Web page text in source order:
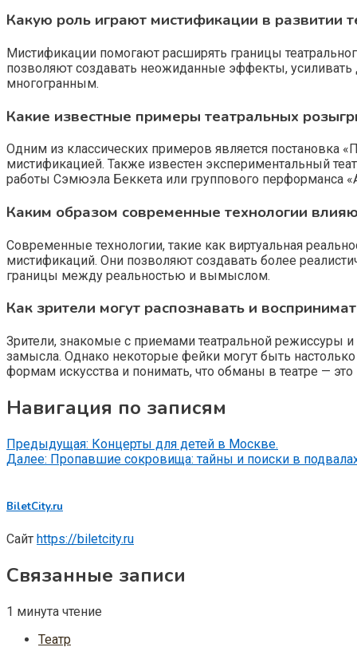
Какую роль играют мистификации в развитии
Мистификации помогают расширять границы
позволяют создавать неожиданные эффекты, усиливать
многогранным.
Какие известные примеры театральных
Одним из классических примеров является
мистификацией. Также известен экспериментальный
работы Сэмюэла Беккета или группового перформанса
Каким образом современные технологии
Современные технологии, такие как виртуальная
мистификаций. Они позволяют создавать более
границы между реальностью и вымыслом.
Как зрители могут распознавать и
Зрители, знакомые с приемами театральной режиссуры
замысла. Однако некоторые фейки могут быть
формам искусства и понимать, что обманы в театре —
Навигация по записям
Предыдущая: Концерты для детей в Москве.
Далее: Пропавшие сокровища: тайны и поиски в
BiletCity.ru
Сайт https://biletcity.ru
Связанные записи
1 минута чтение
Театр